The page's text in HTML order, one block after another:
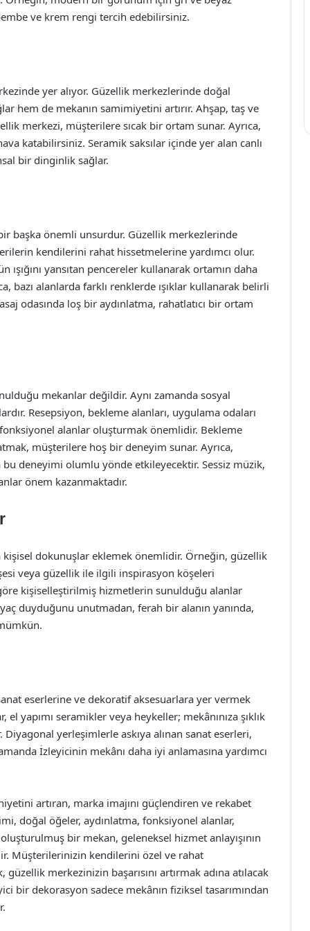
ve krem rengi tercih edebilirsiniz.
yer alıyor. Güzellik merkezlerinde doğal
hem de mekanın samimiyetini artırır. Ahşap, taş ve
merkezi, müşterilere sıcak bir ortam sunar. Ayrıca,
katabilirsiniz. Seramik saksılar içinde yer alan canlı
bir dinginlik sağlar.
başka önemli unsurdur. Güzellik merkezlerinde
kendilerini rahat hissetmelerine yardımcı olur.
ışığını yansıtan pencereler kullanarak ortamın daha
bazı alanlarda farklı renklerde ışıklar kullanarak belirli
odasında loş bir aydınlatma, rahatlatıcı bir ortam
mekanlar değildir. Aynı zamanda sosyal
Resepsiyon, bekleme alanları, uygulama odaları
alanlar oluşturmak önemlidir. Bekleme
müşterilere hoş bir deneyim sunar. Ayrıca,
deneyimi olumlu yönde etkileyecektir. Sessiz müzik,
önem kazanmaktadır.
dokunuşlar eklemek önemlidir. Örneğin, güzellik
veya güzellik ile ilgili inspirasyon köşeleri
kişiselleştirilmiş hizmetlerin sunulduğu alanlar
duyduğunu unutmadan, ferah bir alanın yanında,
eserlerine ve dekoratif aksesuarlara yer vermek
yapımı seramikler veya heykeller; mekânınıza şıklık
yerleşimlerle askıya alınan sanat eserleri,
İzleyicinin mekânı daha iyi anlamasına yardımcı
artıran, marka imajını güçlendiren ve rekabet
doğal öğeler, aydınlatma, fonksiyonel alanlar,
bir mekan, geleneksel hizmet anlayışının
Müşterilerinizin kendilerini özel ve rahat
merkezinizin başarısını artırmak adına atılacak
bir dekorasyon sadece mekânın fiziksel tasarımından